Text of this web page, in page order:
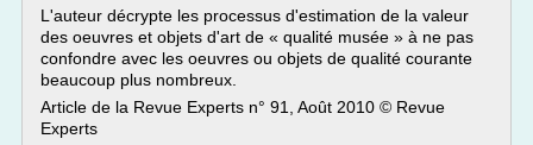
L'auteur décrypte les processus d'estimation de la valeur
des oeuvres et objets d'art de « qualité musée » à ne pas
confondre avec les oeuvres ou objets de qualité courante
beaucoup plus nombreux.
Article de la Revue Experts n° 91, Août 2010 © Revue
Experts